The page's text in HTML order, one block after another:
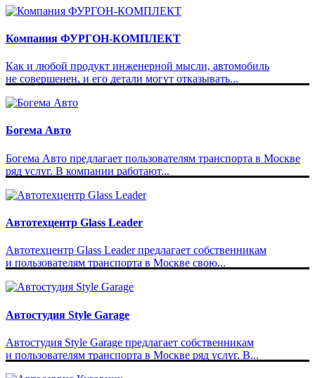
Компания ФУРГОН-КОМПЛЕКТ
Как и любой продукт инженерной мысли, автомобиль
не совершенен, и его детали могут отказывать...
Богема Авто
Богема Авто предлагает пользователям транспорта в Москве
ряд услуг. В компании работают...
Автотехцентр Glass Leader
Автотехцентр Glass Leader предлагает собственникам
и пользователям транспорта в Москве свою...
Автостудия Style Garage
Автостудия Style Garage предлагает собственникам
и пользователям транспорта в Москве ряд услуг. В...